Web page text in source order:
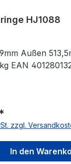
HJ1088
Außen
EAN
zzgl.
In den